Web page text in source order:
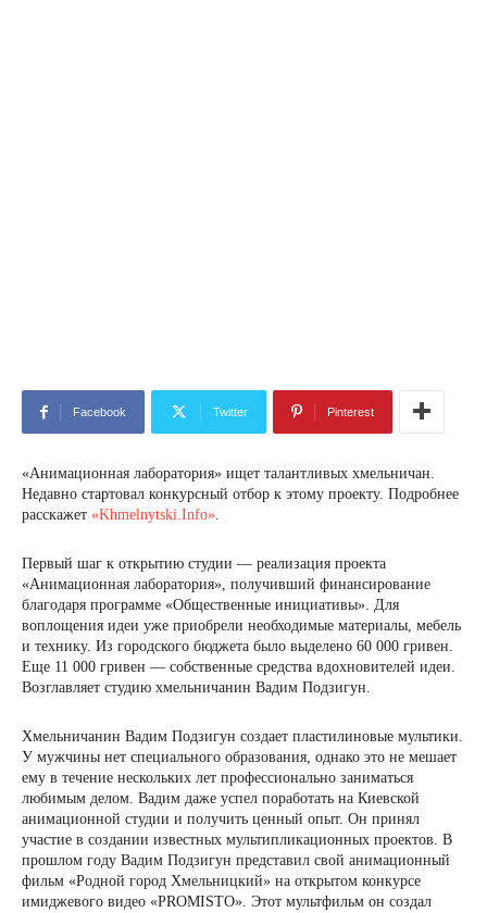
Facebook Twitter Pinterest
«Анимационная лаборатория» ищет талантливых хмельничан.
Недавно стартовал конкурсный отбор к этому проекту. Подробнее
расскажет «Khmelnytski.Info».
Первый шаг к открытию студии — реализация проекта
«Анимационная лаборатория», получивший финансирование
благодаря программе «Общественные инициативы». Для
воплощения идеи уже приобрели необходимые материалы, мебель
и технику. Из городского бюджета было выделено 60 000 гривен.
Еще 11 000 гривен — собственные средства вдохновителей идеи.
Возглавляет студию хмельничанин Вадим Подзигун.
Хмельничанин Вадим Подзигун создает пластилиновые мультики.
У мужчины нет специального образования, однако это не мешает
ему в течение нескольких лет профессионально заниматься
любимым делом. Вадим даже успел поработать на Киевской
анимационной студии и получить ценный опыт. Он принял
участие в создании известных мультипликационных проектов. В
прошлом году Вадим Подзигун представил свой анимационный
фильм «Родной город Хмельницкий» на открытом конкурсе
имиджевого видео «PROMISTO». Этот мультфильм он создал